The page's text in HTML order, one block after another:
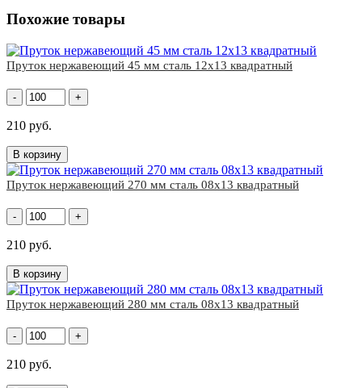
Похожие товары
Пруток нержавеющий 45 мм сталь 12х13 квадратный
- +
210 руб.
В корзину
Пруток нержавеющий 270 мм сталь 08х13 квадратный
- +
210 руб.
В корзину
Пруток нержавеющий 280 мм сталь 08х13 квадратный
- +
210 руб.